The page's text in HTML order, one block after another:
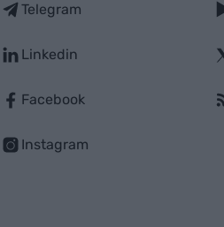
Telegram
Linkedin
Facebook
Instagram